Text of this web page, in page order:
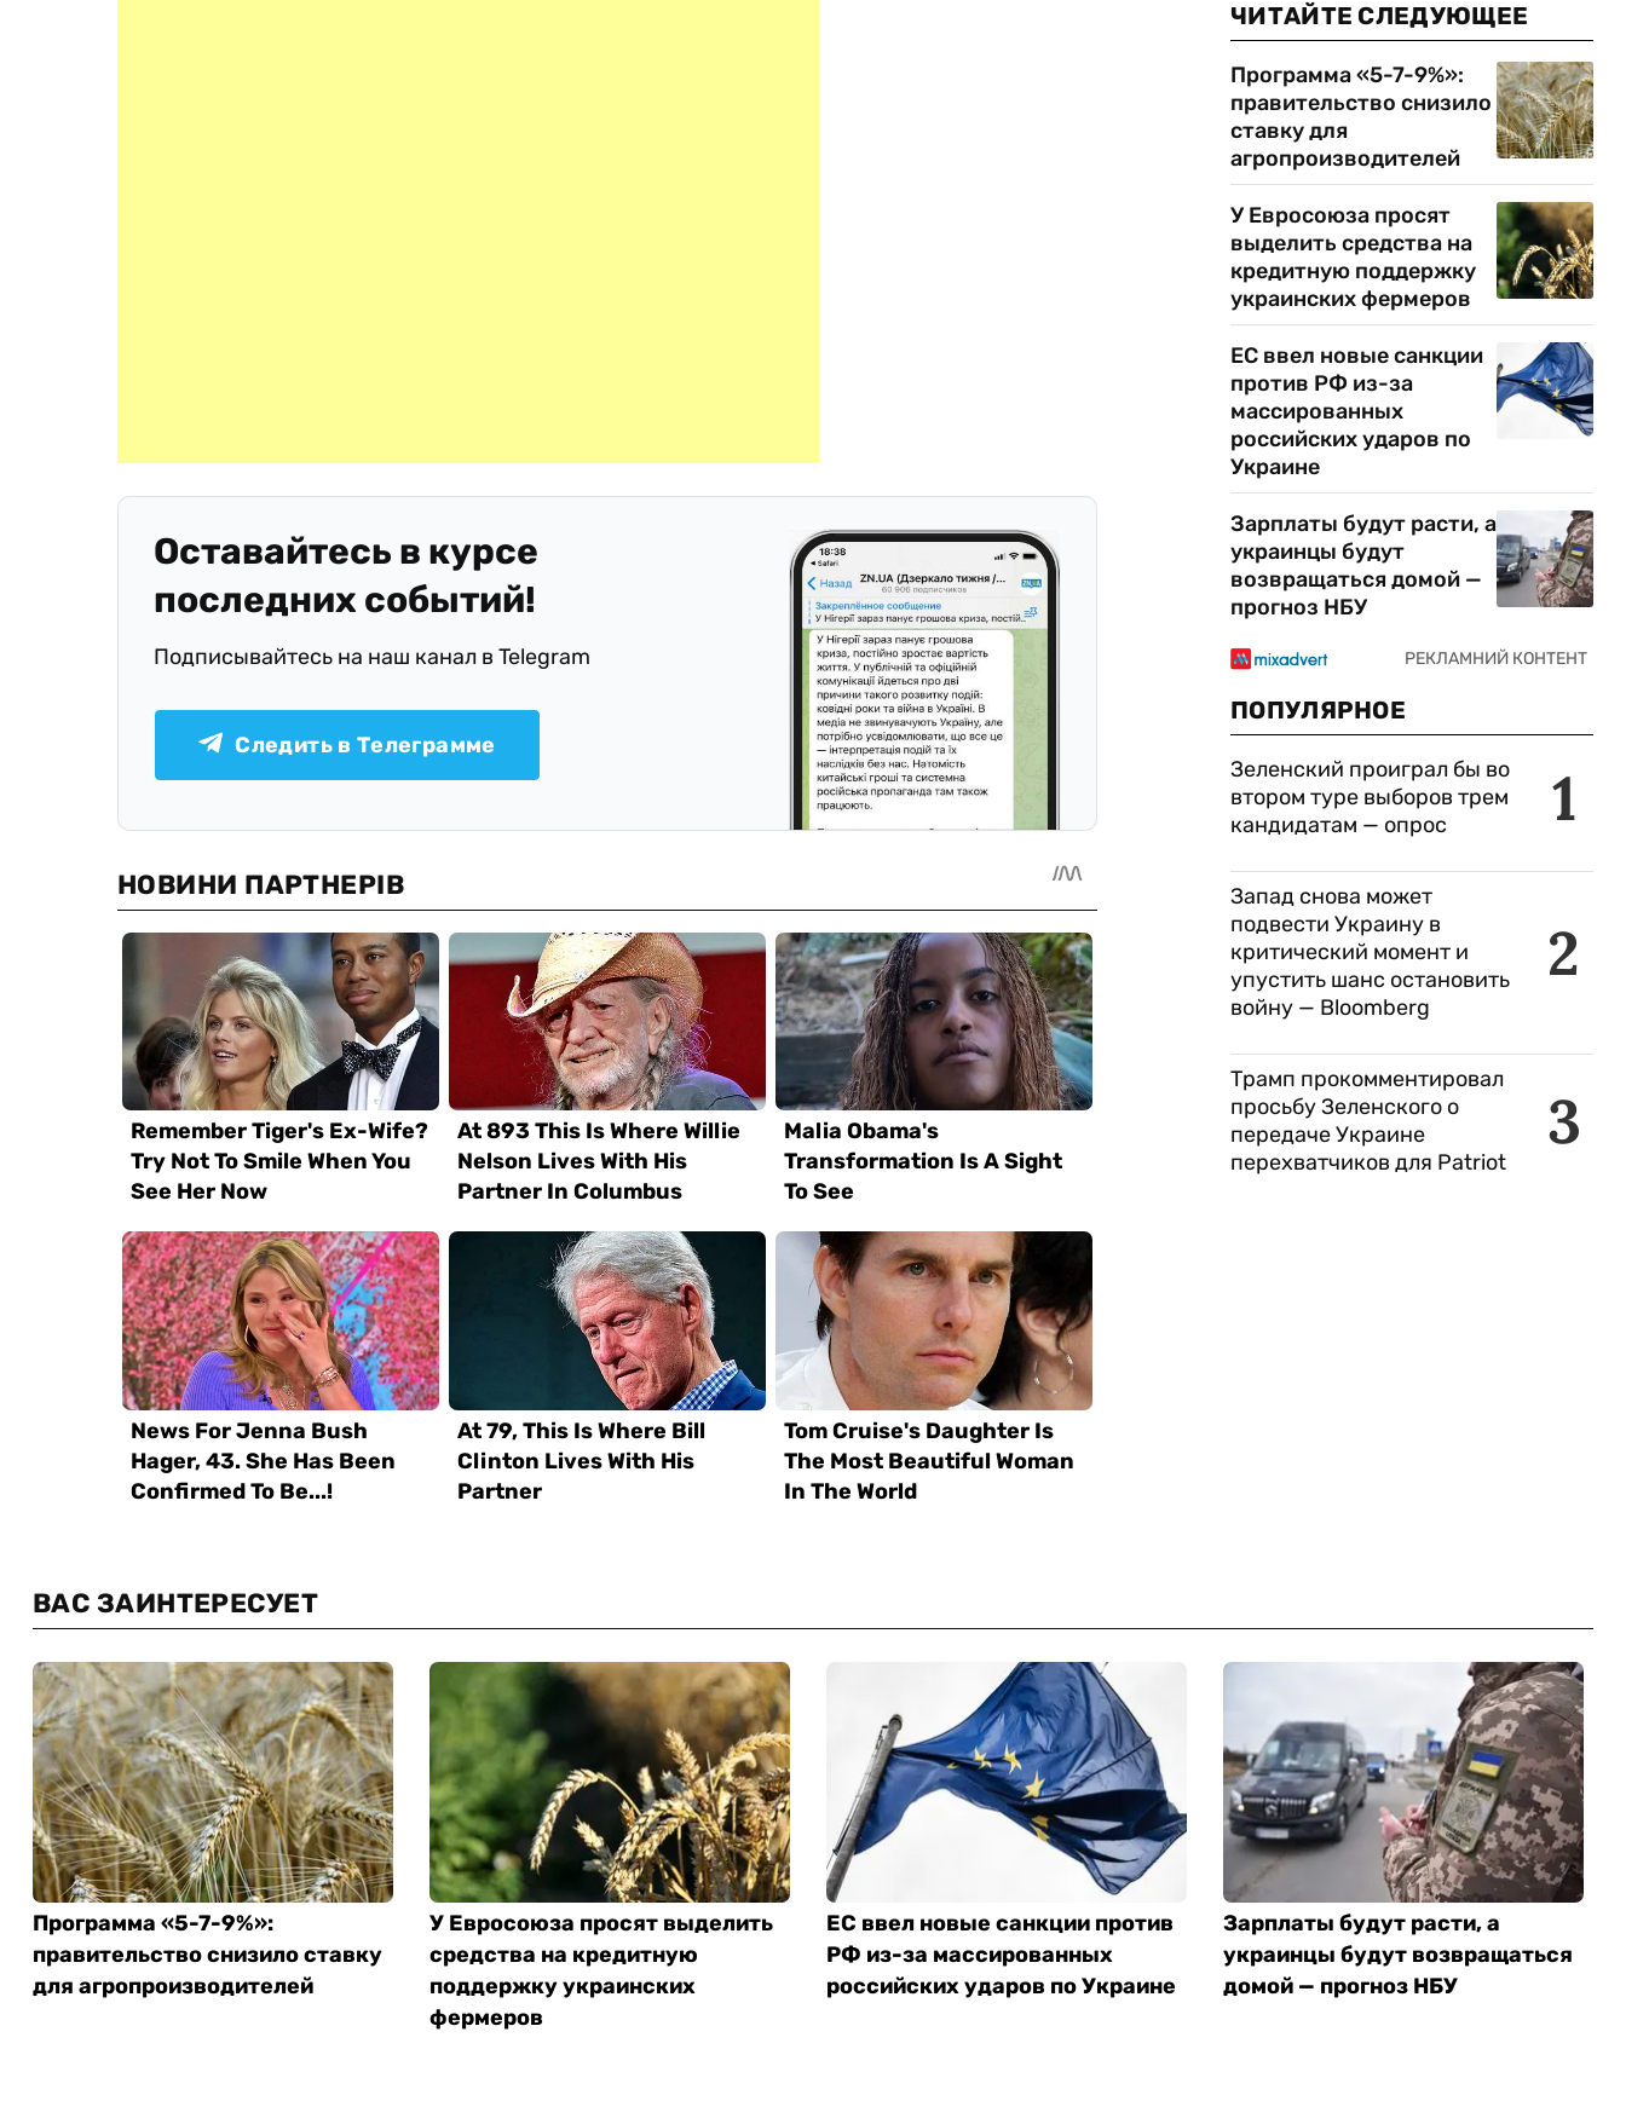
Оставайтесь в курсе
последних событий!
Подписывайтесь на наш канал в Telegram
Следить в Телеграмме
ЧИТАЙТЕ СЛЕДУЮЩЕЕ
Программа «5-7-9%»:
правительство снизило
ставку для
агропроизводителей
У Евросоюза просят
выделить средства на
кредитную поддержку
украинских фермеров
ЕС ввел новые санкции
против РФ из-за
массированных
российских ударов по
Украине
Зарплаты будут расти, а
украинцы будут
возвращаться домой —
прогноз НБУ
ПОПУЛЯРНОЕ
1
Зеленский проиграл бы во
втором туре выборов трем
кандидатам — опрос
2
Запад снова может
подвести Украину в
критический момент и
упустить шанс остановить
войну — Bloomberg
3
Трамп прокомментировал
просьбу Зеленского о
передаче Украине
перехватчиков для Patriot
ВАС ЗАИНТЕРЕСУЕТ
Программа «5-7-9%»:
правительство снизило ставку
для агропроизводителей
У Евросоюза просят выделить
средства на кредитную
поддержку украинских
фермеров
ЕС ввел новые санкции против
РФ из-за массированных
российских ударов по Украине
Зарплаты будут расти, а
украинцы будут возвращаться
домой — прогноз НБУ